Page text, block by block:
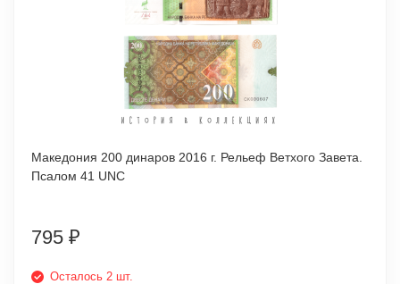
Македония 200 динаров 2016 г. Рельеф Ветхого Завета.
Псалом 41 UNC
795 ₽
Осталось 2 шт.